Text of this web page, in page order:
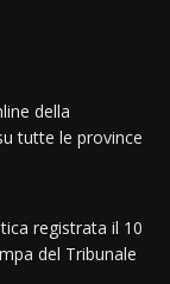
della
tutte le province
registrata il 10
del Tribunale